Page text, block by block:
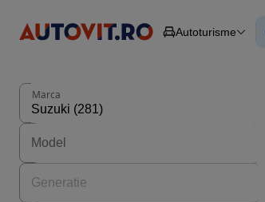
Autoturisme
Autoturisme
Marca